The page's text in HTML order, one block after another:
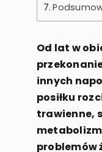
Od lat w
innych
posiłku
trawienne,
problemów